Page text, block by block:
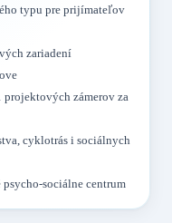
typu pre prijímateľov
zariadení
projektových zámerov za
cyklotrás i sociálnych
sociálne centrum